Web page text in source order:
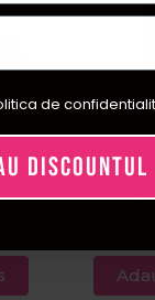
Tiktok
de
DISCOUNTUL